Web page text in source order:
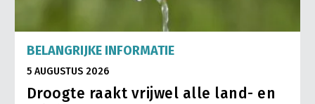
BELANGRIJKE INFORMATIE
5 AUGUSTUS 2026
Droogte raakt vrijwel alle land- en